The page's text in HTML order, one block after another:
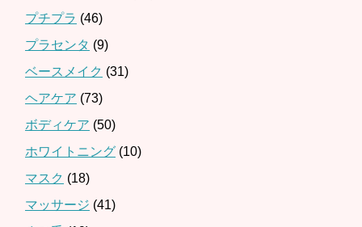
プチプラ (46)
プラセンタ (9)
ベースメイク (31)
ヘアケア (73)
ボディケア (50)
ホワイトニング (10)
マスク (18)
マッサージ (41)